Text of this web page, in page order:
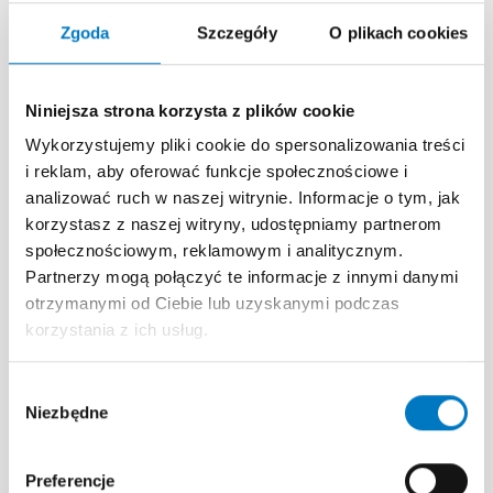
Zgoda Szczegóły O plikach cookies
Niniejsza strona korzysta z plików cookie
Wykorzystujemy pliki cookie do spersonalizowania treści
i reklam, aby oferować funkcje społecznościowe i
analizować ruch w naszej witrynie. Informacje o tym, jak
korzystasz z naszej witryny, udostępniamy partnerom
społecznościowym, reklamowym i analitycznym.
Partnerzy mogą połączyć te informacje z innymi danymi
otrzymanymi od Ciebie lub uzyskanymi podczas
korzystania z ich usług.
zgody
Niezbędne
Preferencje
zaawansowania choroby i dobór optymalnej terapii.
CPAP oraz aparaty wysuwające żuchwę (MAD),
wykazując ich kluczową rolę w redukcji powikłań
sercowo-naczyniowych oraz poprawie
bezpieczeństwa pacjentów w kontekście
wypadków komunikacyjnych.
Kluczowe zagadnienia
Epidemiologia i definicje: Skala problemu
w Polsce; różnice między bezdechem
a spłyceniem oddychania; zjawiska arousal
i RERA.
Czynniki ryzyka i patofizjologia: Wpływ anatomii
górnych dróg oddechowych, masy ciała (BMI)
gardła.